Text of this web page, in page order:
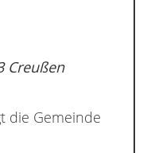
Creußen
die Gemeinde